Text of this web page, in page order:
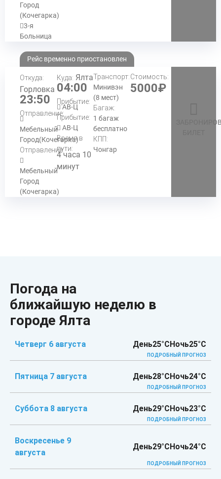
Город
(Кочегарка)
3-я
Больница
Рейс временно приостановлен
Откуда:
Горловка
23:50
Отправление:
Мебельный
Город(Кочегарка)
Отправление:
Мебельный
Город
(Кочегарка)
Куда: Ялта
04:00
Прибытие:
АВ-Ц
Прибытие:
АВ-Ц
Время в
пути:
4 часа 10
минут
Транспорт:
Минивэн
(8 мест)
Багаж:
1 багаж
бесплатно
КПП:
Чонгар
Стоимость:
5000₽
Погода на
ближайшую неделю в
городе Ялта
Четверг 6 августа День25°CНочь25°C
ПОДРОБНЫЙ ПРОГНОЗ
Пятница 7 августа День28°CНочь24°C
ПОДРОБНЫЙ ПРОГНОЗ
Суббота 8 августа День29°CНочь23°C
ПОДРОБНЫЙ ПРОГНОЗ
Воскресенье 9
августа
День29°CНочь24°C
ПОДРОБНЫЙ ПРОГНОЗ